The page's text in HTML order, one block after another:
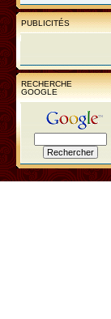
PUBLICITÉS
RECHERCHE
GOOGLE